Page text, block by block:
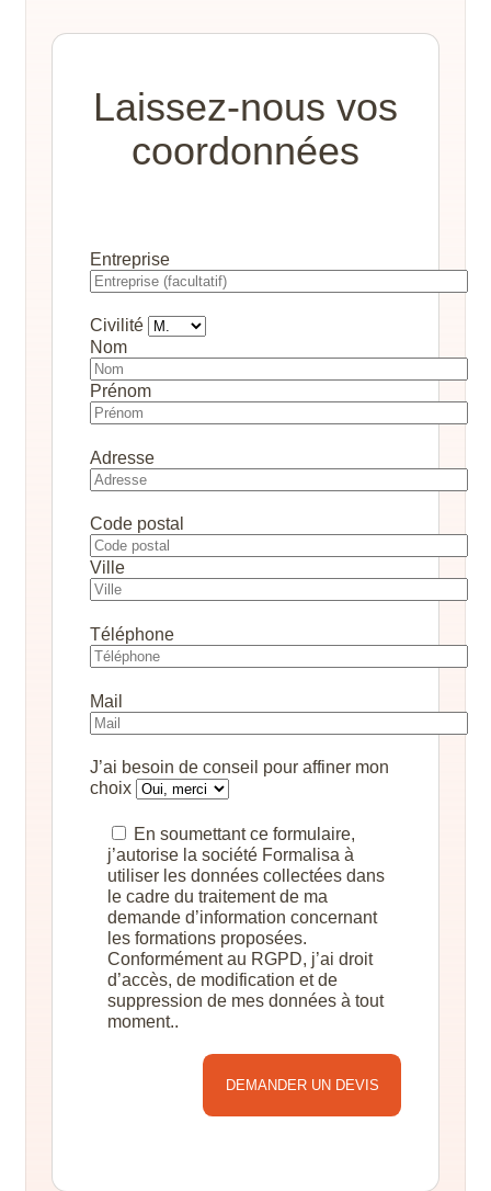
Laissez-nous vos
coordonnées
Entreprise
Civilité
Nom
Prénom
Adresse
Code postal
Ville
Téléphone
Mail
J’ai besoin de conseil pour affiner mon
choix
En soumettant ce formulaire,
j’autorise la société Formalisa à
utiliser les données collectées dans
le cadre du traitement de ma
demande d’information concernant
les formations proposées.
Conformément au RGPD, j’ai droit
d’accès, de modification et de
suppression de mes données à tout
moment..